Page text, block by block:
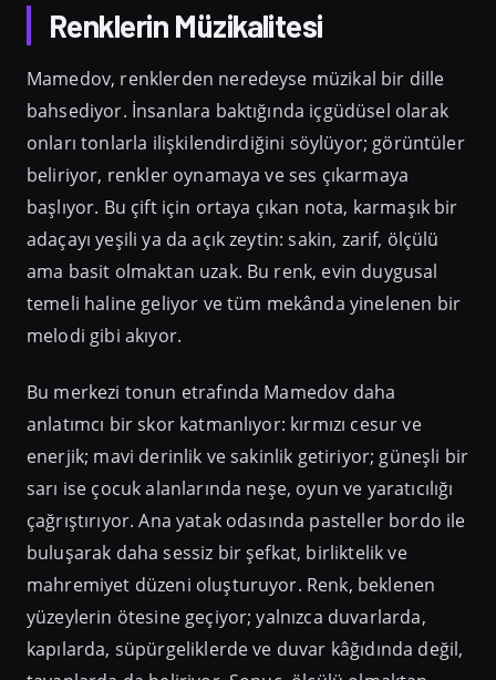
Renklerin Müzikalitesi
Mamedov, renklerden neredeyse müzikal bir dille
bahsediyor. İnsanlara baktığında içgüdüsel olarak
onları tonlarla ilişkilendirdiğini söylüyor; görüntüler
beliriyor, renkler oynamaya ve ses çıkarmaya
başlıyor. Bu çift için ortaya çıkan nota, karmaşık bir
adaçayı yeşili ya da açık zeytin: sakin, zarif, ölçülü
ama basit olmaktan uzak. Bu renk, evin duygusal
temeli haline geliyor ve tüm mekânda yinelenen bir
melodi gibi akıyor.
Bu merkezi tonun etrafında Mamedov daha
anlatımcı bir skor katmanlıyor: kırmızı cesur ve
enerjik; mavi derinlik ve sakinlik getiriyor; güneşli bir
sarı ise çocuk alanlarında neşe, oyun ve yaratıcılığı
çağrıştırıyor. Ana yatak odasında pasteller bordo ile
buluşarak daha sessiz bir şefkat, birliktelik ve
mahremiyet düzeni oluşturuyor. Renk, beklenen
yüzeylerin ötesine geçiyor; yalnızca duvarlarda,
kapılarda, süpürgeliklerde ve duvar kâğıdında değil,